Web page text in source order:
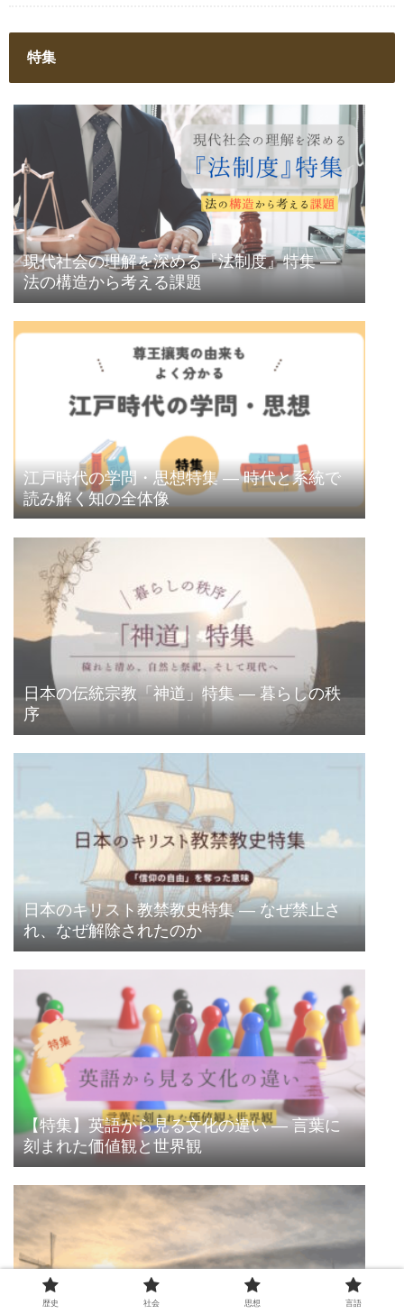
特集
現代社会の理解を深める『法制度』特集 ―
法の構造から考える課題
江戸時代の学問・思想特集 ― 時代と系統で
読み解く知の全体像
日本の伝統宗教「神道」特集 ― 暮らしの秩
序
日本のキリスト教禁教史特集 ― なぜ禁止さ
れ、なぜ解除されたのか
【特集】英語から見る文化の違い ― 言葉に
刻まれた価値観と世界観
歴史 社会 思想 言語